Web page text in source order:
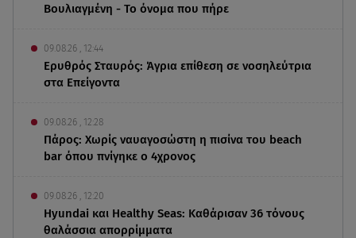
Βουλιαγμένη - Το όνομα που πήρε
09.08.26 , 12:44
Ερυθρός Σταυρός: Άγρια επίθεση σε νοσηλεύτρια
στα Επείγοντα
09.08.26 , 12:28
Πάρος: Χωρίς ναυαγοσώστη η πισίνα του beach
bar όπου πνίγηκε ο 4χρονος
09.08.26 , 12:20
Hyundai και Healthy Seas: Καθάρισαν 36 τόνους
θαλάσσια απορρίμματα